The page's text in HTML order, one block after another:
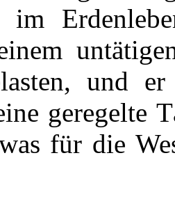
und
geregelte
für die